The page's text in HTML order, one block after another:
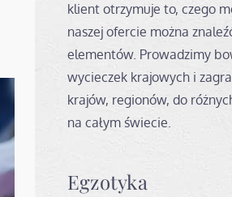
klient otrzymuje to, czego
naszej ofercie można
elementów. Prowadzimy
wycieczek krajowych i
krajów, regionów, do
na całym świecie.
Egzotyka